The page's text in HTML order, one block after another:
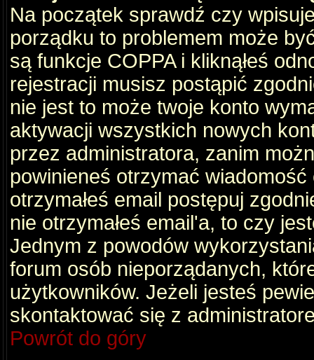
Na początek sprawdź czy
porządku to problemem może
są funkcje COPPA i kliknąłeś
rejestracji musisz postąpić
nie jest to może twoje konto
aktywacji wszystkich nowych
przez administratora, zanim
powinieneś otrzymać
otrzymałeś email postępuj
nie otrzymałeś email'a, to czy
Jednym z powodów
forum osób nieporządanych,
użytkowników. Jeżeli jesteś
skontaktować się z
Powrót do góry